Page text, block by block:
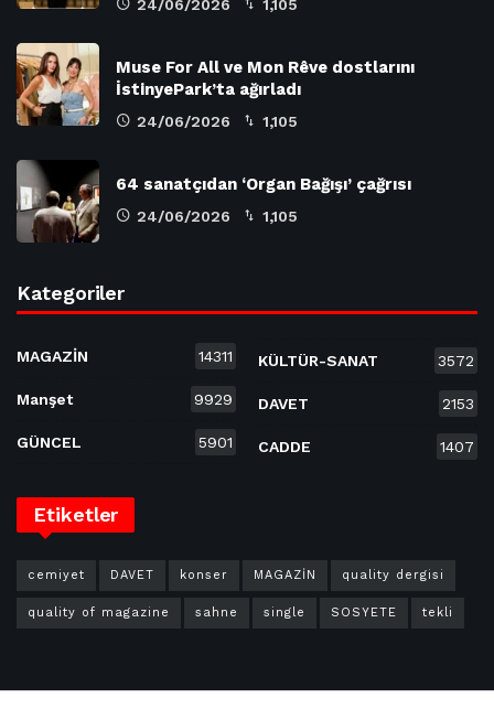
24/06/2026 1,105
Muse For All ve Mon Rêve dostlarını
İstinyePark’ta ağırladı
24/06/2026 1,105
64 sanatçıdan ‘Organ Bağışı’ çağrısı
24/06/2026 1,105
Kategoriler
MAGAZİN 14311
Manşet 9929
GÜNCEL 5901
KÜLTÜR-SANAT 3572
DAVET 2153
CADDE 1407
Etiketler
cemiyet DAVET konser MAGAZİN quality dergisi
quality of magazine sahne single SOSYETE tekli